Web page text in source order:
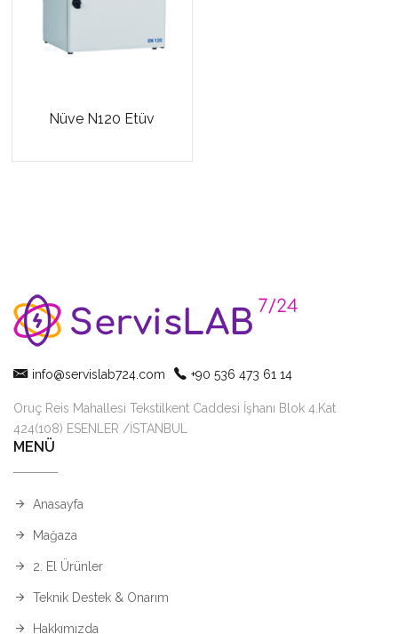
Nüve N120 Etüv
info@servislab724.com +90 536 473 61 14
Oruç Reis Mahallesi Tekstilkent Caddesi İşhanı Blok 4.Kat
424(108) ESENLER /İSTANBUL
MENÜ
Anasayfa
Mağaza
2. El Ürünler
Teknik Destek & Onarım
Hakkımızda